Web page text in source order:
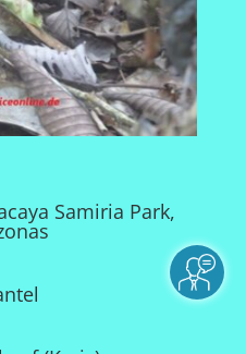
Samiria Park,